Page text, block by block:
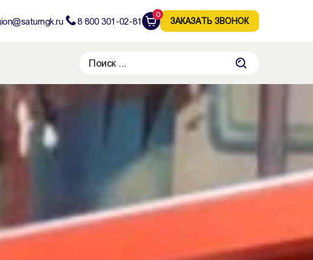
8 800 301-02-81
0
ЗАКАЗАТЬ ЗВОНОК